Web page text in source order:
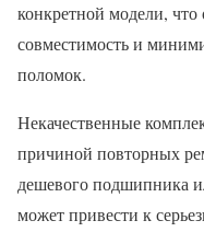
конкретной модели,
совместимость и
поломок.
Некачественные
причиной повторных
дешевого подшипника
может привести к